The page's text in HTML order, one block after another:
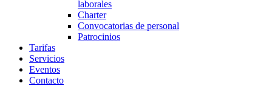
laborales
Charter
Convocatorias de personal
Patrocinios
Tarifas
Servicios
Eventos
Contacto